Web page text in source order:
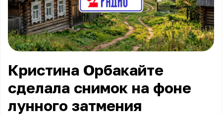
Кристина Орбакайте
сделала снимок на фоне
лунного затмения